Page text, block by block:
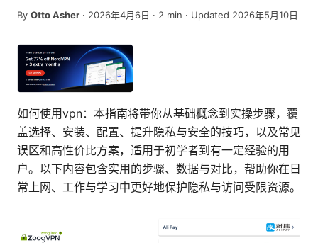
By Otto Asher · 2026年4月6日 · 2 min · Updated 2026年5月10日
如何使用vpn：本指南将带你从基础概念到实操步骤，覆
盖选择、安装、配置、提升隐私与安全的技巧，以及常见
误区和高性价比方案，适用于初学者到有一定经验的用
户。以下内容包含实用的步骤、数据与对比，帮助你在日
常上网、工作与学习中更好地保护隐私与访问受限资源。